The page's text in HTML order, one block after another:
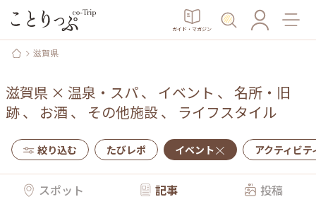
ガイド・マガジン
滋賀県
滋賀県 × 温泉・スパ、 イベント 、 名所・旧
跡、 お酒 、 その他施設、 ライフスタイル
絞り込む たびレポ イベント アクティビテ
スポット 記事 投稿